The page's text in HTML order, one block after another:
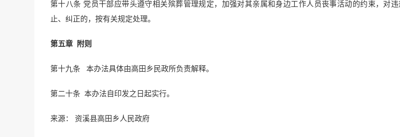
第十八条 党员干部应带头遵守相关殡葬管理规定，加强对其亲属和身边工作人员丧事活动的约束，对
止、纠正的，按有关规定处理。
第五章 附则
第十九条 本办法具体由高田乡民政所负责解释。
第二十条 本办法自印发之日起实行。
来源： 资溪县高田乡人民政府